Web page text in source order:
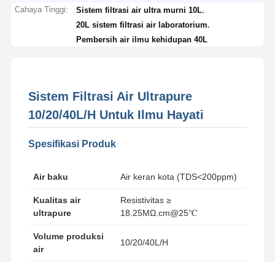
Cahaya Tinggi:
Sistem filtrasi air ultra murni 10L
20L sistem filtrasi air laboratorium
Pembersih air ilmu kehidupan 40L
Sistem Filtrasi Air Ultrapure
10/20/40L/H Untuk Ilmu Hayati
Spesifikasi Produk
Air baku Air keran kota (TDS<200ppm)
Kualitas air
ultrapure
Resistivitas ≥
18.25MΩ.cm@25℃
Volume produksi
air
10/20/40L/H